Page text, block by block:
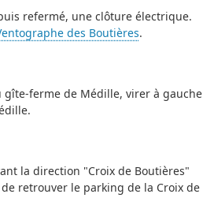
refermé, une clôture électrique.
des Boutières.
gîte-ferme de Médille, virer à gauche
la direction "Croix de Boutières"
retrouver le parking de la Croix de